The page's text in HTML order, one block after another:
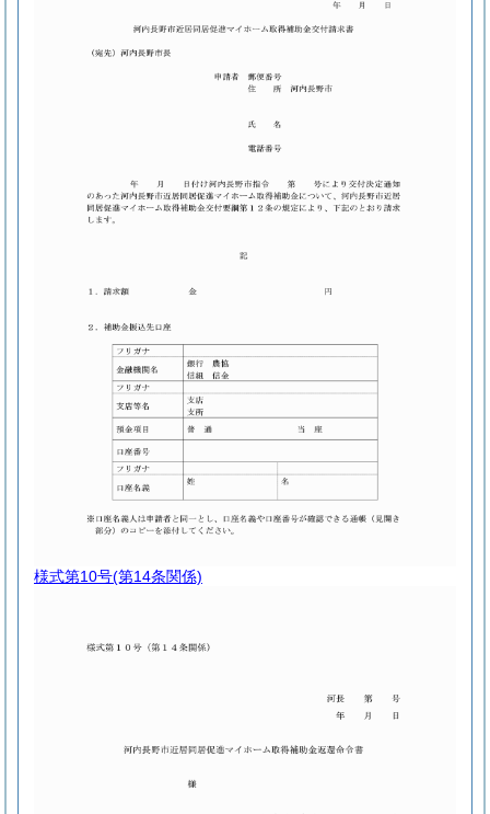
様式第10号(第14条関係)